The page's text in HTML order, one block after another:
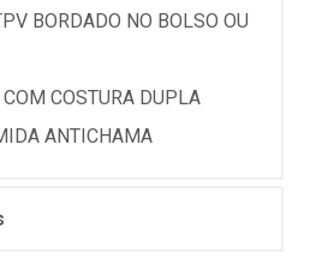
BORDADO NO BOLSO OU
COSTURA DUPLA
ANTICHAMA